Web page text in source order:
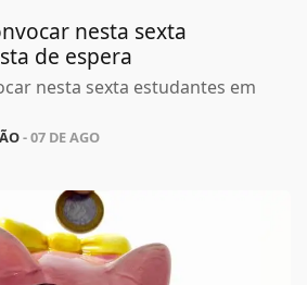
nesta sexta
de espera
nesta sexta estudantes em
- 07 DE AGO